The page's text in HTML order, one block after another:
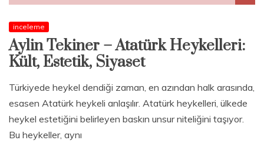
inceleme
Aylin Tekiner – Atatürk Heykelleri:
Kült, Estetik, Siyaset
Türkiyede heykel dendiği zaman, en azından halk arasında,
esasen Atatürk heykeli anlaşılır. Atatürk heykelleri, ülkede
heykel estetiğini belirleyen baskın unsur niteliğini taşıyor.
Bu heykeller, aynı